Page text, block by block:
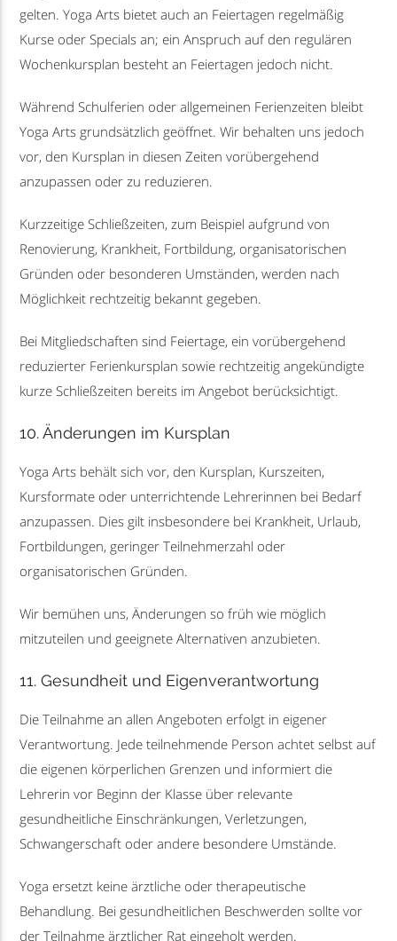
gelten. Yoga Arts bietet auch an Feiertagen regelmäßig
Kurse oder Specials an; ein Anspruch auf den regulären
Wochenkursplan besteht an Feiertagen jedoch nicht.
Während Schulferien oder allgemeinen Ferienzeiten bleibt
Yoga Arts grundsätzlich geöffnet. Wir behalten uns jedoch
vor, den Kursplan in diesen Zeiten vorübergehend
anzupassen oder zu reduzieren.
Kurzzeitige Schließzeiten, zum Beispiel aufgrund von
Renovierung, Krankheit, Fortbildung, organisatorischen
Gründen oder besonderen Umständen, werden nach
Möglichkeit rechtzeitig bekannt gegeben.
Bei Mitgliedschaften sind Feiertage, ein vorübergehend
reduzierter Ferienkursplan sowie rechtzeitig angekündigte
kurze Schließzeiten bereits im Angebot berücksichtigt.
10. Änderungen im Kursplan
Yoga Arts behält sich vor, den Kursplan, Kurszeiten,
Kursformate oder unterrichtende Lehrerinnen bei Bedarf
anzupassen. Dies gilt insbesondere bei Krankheit, Urlaub,
Fortbildungen, geringer Teilnehmerzahl oder
organisatorischen Gründen.
Wir bemühen uns, Änderungen so früh wie möglich
mitzuteilen und geeignete Alternativen anzubieten.
11. Gesundheit und Eigenverantwortung
Die Teilnahme an allen Angeboten erfolgt in eigener
Verantwortung. Jede teilnehmende Person achtet selbst auf
die eigenen körperlichen Grenzen und informiert die
Lehrerin vor Beginn der Klasse über relevante
gesundheitliche Einschränkungen, Verletzungen,
Schwangerschaft oder andere besondere Umstände.
Yoga ersetzt keine ärztliche oder therapeutische
Behandlung. Bei gesundheitlichen Beschwerden sollte vor
der Teilnahme ärztlicher Rat eingeholt werden.